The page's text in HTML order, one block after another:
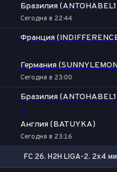
Бразилия
Сегодня в 22:44
Франция
-
Германия
Сегодня в 23:00
Бразилия
-
Англия (BATUYKA)
Сегодня в 23:16
FC 26. H2H LIGA-2. 2x4